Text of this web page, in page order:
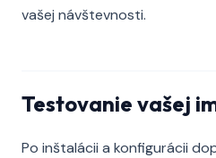
vašej návštevnosti.
Testovanie vašej
Po inštalácii a konfigurácii